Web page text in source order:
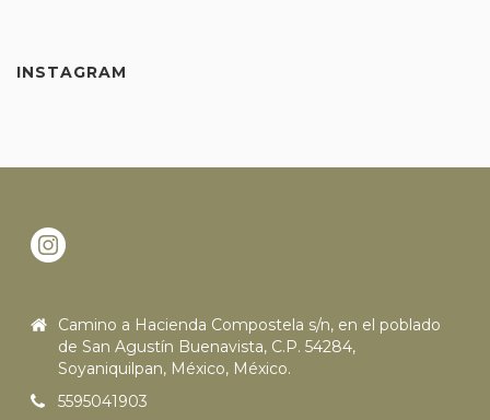
INSTAGRAM
Camino a Hacienda Compostela s/n, en el poblado
de San Agustín Buenavista, C.P. 54284,
Soyaniquilpan, México, México.
5595041903